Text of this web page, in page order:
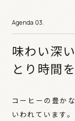
味わい深
とり時間
コーヒーの豊か
いわれています